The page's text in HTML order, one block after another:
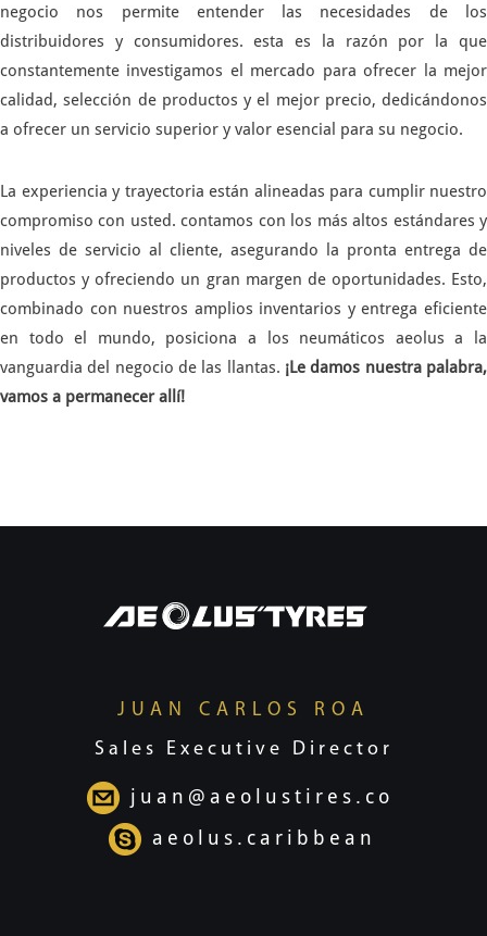
negocio nos permite entender las necesidades de los
distribuidores y consumidores. esta es la razón por la que
constantemente investigamos el mercado para ofrecer la mejor
calidad, selección de productos y el mejor precio, dedicándonos
a ofrecer un servicio superior y valor esencial para su negocio.
La experiencia y trayectoria están alineadas para cumplir nuestro
compromiso con usted. contamos con los más altos estándares y
niveles de servicio al cliente, asegurando la pronta entrega de
productos y ofreciendo un gran margen de oportunidades. Esto,
combinado con nuestros amplios inventarios y entrega eficiente
en todo el mundo, posiciona a los neumáticos aeolus a la
vanguardia del negocio de las llantas. ¡Le damos nuestra palabra,
vamos a permanecer allí!
JUAN CARLOS ROA
Sales Executive Director
juan@aeolustires.co
aeolus.caribbean